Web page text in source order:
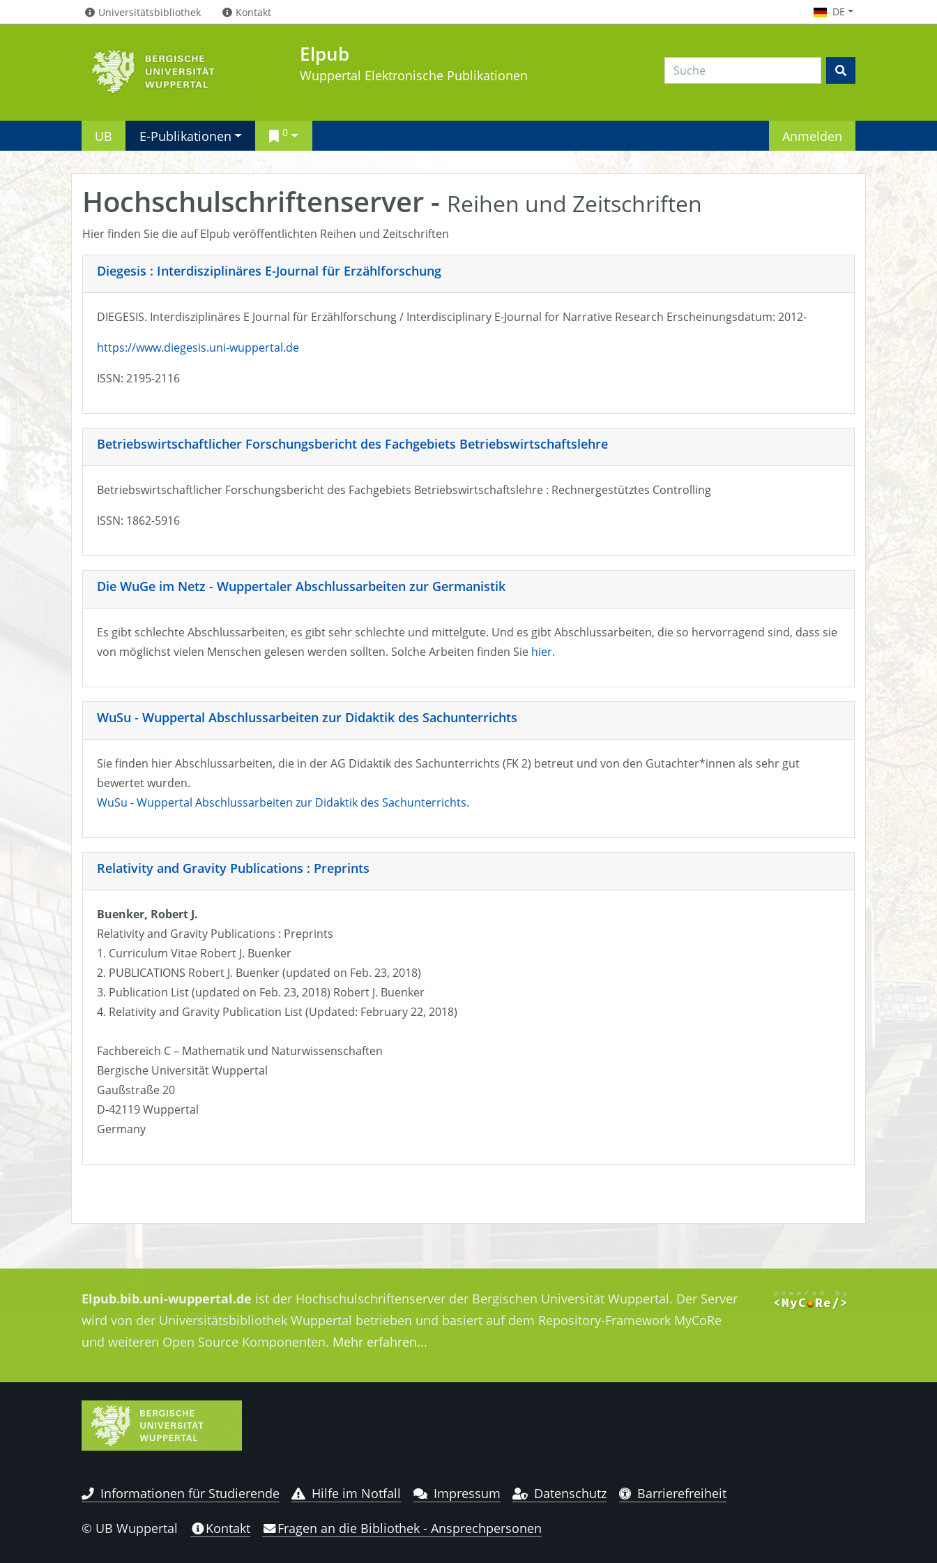
Universitätsbibliothek Kontakt DE
Elpub
Wuppertal Elektronische Publikationen
UB E-Publikationen 0 Anmelden
Hochschulschriftenserver - Reihen und Zeitschriften
Hier finden Sie die auf Elpub veröffentlichten Reihen und Zeitschriften
Diegesis : Interdisziplinäres E-Journal für Erzählforschung
DIEGESIS. Interdisziplinäres E Journal für Erzählforschung / Interdisciplinary E-Journal for Narrative Research Erscheinungsdatum: 2012-
https://www.diegesis.uni-wuppertal.de
ISSN: 2195-2116
Betriebswirtschaftlicher Forschungsbericht des Fachgebiets Betriebswirtschaftslehre
Betriebswirtschaftlicher Forschungsbericht des Fachgebiets Betriebswirtschaftslehre : Rechnergestütztes Controlling
ISSN: 1862-5916
Die WuGe im Netz - Wuppertaler Abschlussarbeiten zur Germanistik
Es gibt schlechte Abschlussarbeiten, es gibt sehr schlechte und mittelgute. Und es gibt Abschlussarbeiten, die so hervorragend sind, dass sie
von möglichst vielen Menschen gelesen werden sollten. Solche Arbeiten finden Sie hier.
WuSu - Wuppertal Abschlussarbeiten zur Didaktik des Sachunterrichts
Sie finden hier Abschlussarbeiten, die in der AG Didaktik des Sachunterrichts (FK 2) betreut und von den Gutachter*innen als sehr gut
bewertet wurden.
WuSu - Wuppertal Abschlussarbeiten zur Didaktik des Sachunterrichts.
Relativity and Gravity Publications : Preprints
Buenker, Robert J.
Relativity and Gravity Publications : Preprints
1. Curriculum Vitae Robert J. Buenker
2. PUBLICATIONS Robert J. Buenker (updated on Feb. 23, 2018)
3. Publication List (updated on Feb. 23, 2018) Robert J. Buenker
4. Relativity and Gravity Publication List (Updated: February 22, 2018)
Fachbereich C – Mathematik und Naturwissenschaften
Bergische Universität Wuppertal
Gaußstraße 20
D-42119 Wuppertal
Germany
Elpub.bib.uni-wuppertal.de ist der Hochschulschriftenserver der Bergischen Universität Wuppertal. Der Server
wird von der Universitätsbibliothek Wuppertal betrieben und basiert auf dem Repository-Framework MyCoRe
und weiteren Open Source Komponenten. Mehr erfahren...
Informationen für Studierende Hilfe im Notfall Impressum Datenschutz Barrierefreiheit
© UB Wuppertal Kontakt Fragen an die Bibliothek - Ansprechpersonen